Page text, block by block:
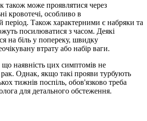
також може проявлятися через
кровотечі, особливо в
період. Також характерними є набряки та
посилюватися з часом. Деякі
на біль у попереку, швидку
втрату або набір ваги.
наявність цих симптомів не
рак. Однак, якщо такі прояви турбують
тижнів поспіль, обов'язково треба
для детального обстеження.